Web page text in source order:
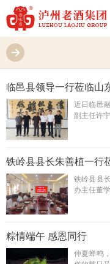
临邑县领导一行莅临山
近日临邑
副主任许
铁岭县县长朱善植一行
铁岭县县
办主任董
粽情端午 感恩同行
仲夏蝉鸣